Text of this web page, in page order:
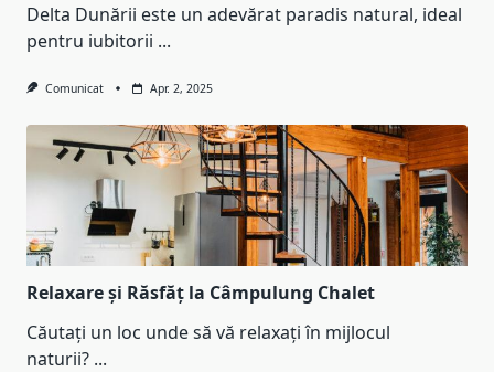
Delta Dunării este un adevărat paradis natural, ideal
pentru iubitorii ...
Comunicat Apr. 2, 2025
Relaxare și Răsfăț la Câmpulung Chalet
Căutați un loc unde să vă relaxați în mijlocul
naturii? ...